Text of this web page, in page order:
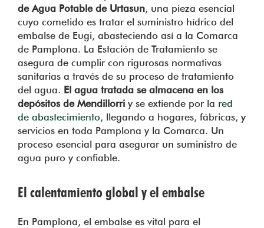
de Agua Potable de Urtasun, una pieza esencial
cuyo cometido es tratar el suministro hídrico del
embalse de Eugi, abasteciendo así a la Comarca
de Pamplona. La Estación de Tratamiento se
asegura de cumplir con rigurosas normativas
sanitarias a través de su proceso de tratamiento
del agua. El agua tratada se almacena en los
depósitos de Mendillorri y se extiende por la red
de abastecimiento, llegando a hogares, fábricas, y
servicios en toda Pamplona y la Comarca. Un
proceso esencial para asegurar un suministro de
agua puro y confiable.
El calentamiento global y el embalse
En Pamplona, el embalse es vital para el